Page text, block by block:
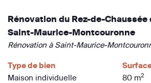
Rénovation du Rez-de-Chaussée
Saint-Maurice-Montcouronne
Rénovation à Saint-Maurice-
Type de bien
Maison individuelle
80 m2